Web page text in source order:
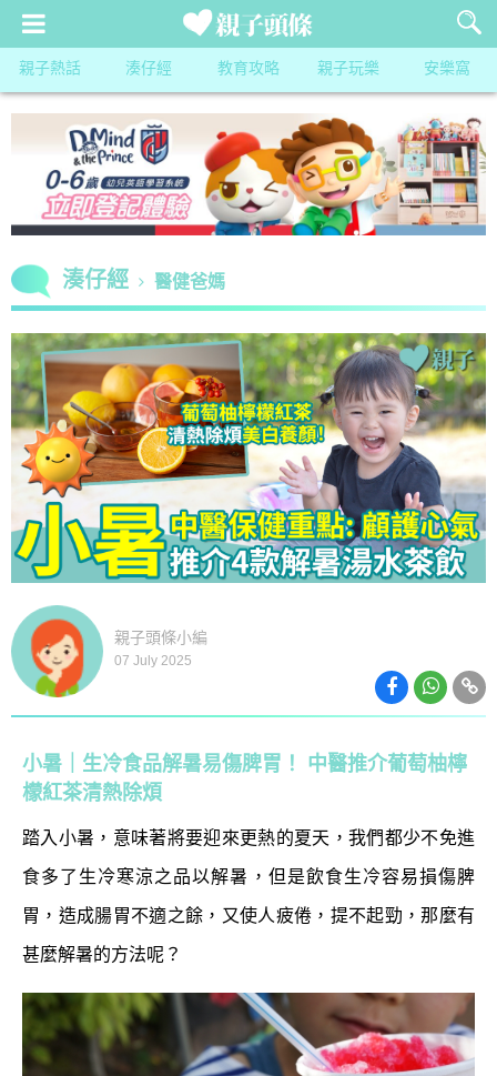
親子熱話 湊仔經 教育攻略 親子玩樂 安樂窩
湊仔經 醫健爸媽
親子頭條小編
07 July 2025
小暑｜生冷食品解暑易傷脾胃！ 中醫推介葡萄柚檸
檬紅茶清熱除煩
踏入小暑，意味著將要迎來更熱的夏天，我們都少不免進
食多了生冷寒涼之品以解暑，但是飲食生冷容易損傷脾
胃，造成腸胃不適之餘，又使人疲倦，提不起勁，那麼有
甚麼解暑的方法呢？